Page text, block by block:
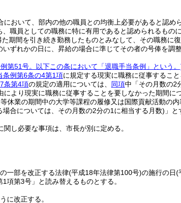
おいて、部内の他の職員との均衡上必要があると認め
職員としての職務に特に有用であると認められるもの
期間を引き続き勤務したものとみなして、その職務に
ずれかの日に、昇給の場合に準じてその者の号俸を調
第51号。以下この条において「退職手当条例」という
条例第6条の4第1項に規定する現実に職務に従事するこ
条第4項の規定の適用については、 同項中「その月数の2
より現実に職務に従事することを要しなかった期間に
休業の期間中の大学等課程の履修又は国際貢献活動の
合については、その月数の2分の1に相当する月数) 」と
し必要な事項は、市長が別に定める。
一部を改正する法律(平成18年法律第100号)の施行の日(
項第3号」と読み替えるものとする。
に改正する。